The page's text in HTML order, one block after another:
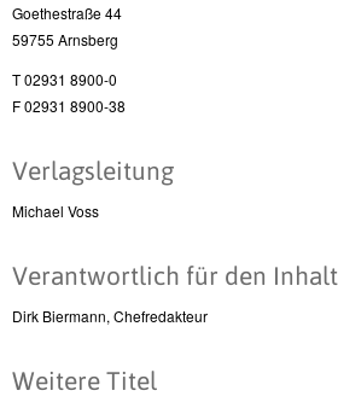
Goethestraße 44
59755 Arnsberg
T 02931 8900-0
F 02931 8900-38
Verlagsleitung
Michael Voss
Verantwortlich für den Inhalt
Dirk Biermann, Chefredakteur
Weitere Titel